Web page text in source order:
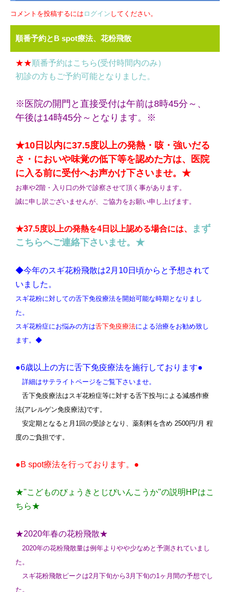
コメントを投稿するには ログイン してください。
順番予約とB spot療法、花粉飛散
★★ 順番予約はこちら(受付時間内のみ）
初診の方もご予約可能となりました。
※医院の開門と直接受付は午前は8時45分～、
午後は14時45分～となります。※
★10日以内に37.5度以上の発熱・咳・強いだる
さ・においや味覚の低下等を認めた方は、医院
に入る前に受付へお声かけ下さいませ。★
お車や2階・入り口の外で診察させて頂く事があります。
誠に申し訳ございませんが、ご協力をお願い申し上げます。
★37.5度以上の発熱を4日以上認める場合には、
まず
こちらへご連絡下さいませ。★
◆今年のスギ花粉飛散は2月10日頃からと予想されて
いました。
スギ花粉に対しての舌下免役療法を開始可能な時期となりまし
た。
スギ花粉症にお悩みの方は舌下免疫療法による治療をお勧め致し
ます。 ◆
●6歳以上の方に舌下免疫療法を施行しております●
詳細はサテライトページをご覧下さいませ。
舌下免疫療法はスギ花粉症等に対する舌下投与による減感作療
法(アレルゲン免疫療法)です。
安定期となると月1回の受診となり、薬剤料を含め 2500円/月 程
度のご負担です。
●B spot療法を行っております。●
★"こどものびょうきとじびいんこうか"の説明HPはこ
ちら★
★2020年春の花粉飛散★
2020年の花粉飛散量は例年よりやや少なめと予測されていまし
た。
スギ花粉飛散ピークは2月下旬から3月下旬の1ヶ月間の予想でし
た。